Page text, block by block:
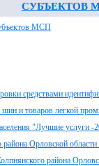
СУБЪЕКТОВ
МСП
средствами
и товаров легкой
"Лучшие услуги -
Орловской
района